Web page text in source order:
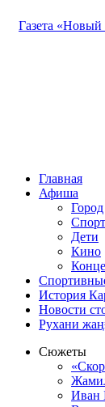
Газета «Новый
Главная
Афиша
Город
Спорт
Дети
Кино
История
Новости
Рухани
Сюжеты
Иван